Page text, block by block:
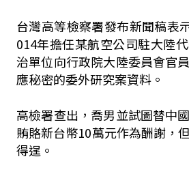
台灣高等檢察署發布新聞稿表
014年擔任某航空公司駐大陸
治單位向行政院大陸委員會官
應秘密的委外研究案資料。
高檢署查出，喬男並試圖替中
賄賂新台幣10萬元作為酬謝，
得逞。